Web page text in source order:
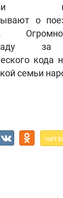
о
за
кода
семьи